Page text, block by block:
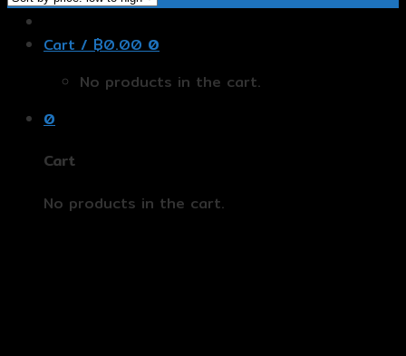
Cart /฿0.00 0
No products in the cart.
0
Cart
No products in the cart.